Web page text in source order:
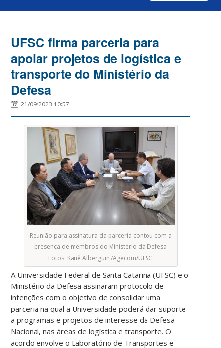
UFSC firma parceria para
apoiar projetos de logística e
transporte do Ministério da
Defesa
21/09/2023 10:57
Reunião para assinatura da parceria contou com a
presença de membros do Ministério da Defesa
Fotos: Kauê Alberguini/Agecom/UFSC
A Universidade Federal de Santa Catarina (UFSC) e o
Ministério da Defesa assinaram protocolo de
intenções com o objetivo de consolidar uma
parceria na qual a Universidade poderá dar suporte
a programas e projetos de interesse da Defesa
Nacional, nas áreas de logística e transporte. O
acordo envolve o Laboratório de Transportes e